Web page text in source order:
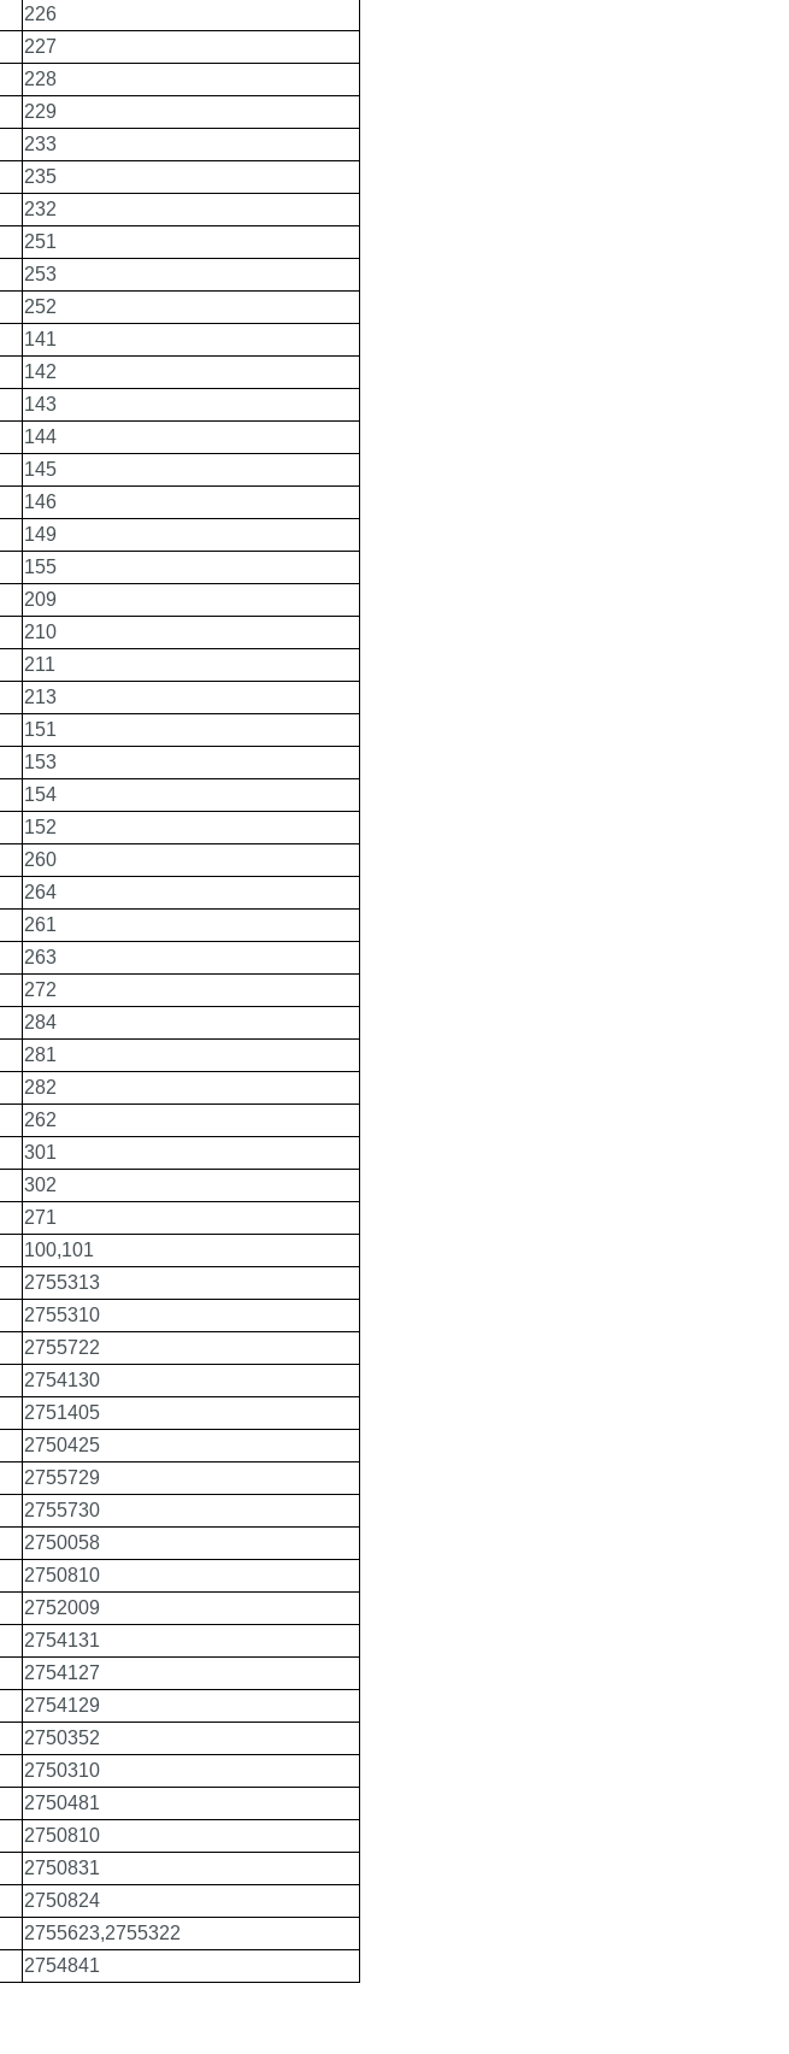
226
227
228
229
233
235
232
251
253
252
141
142
143
144
145
146
149
155
209
210
211
213
151
153
154
152
260
264
261
263
272
284
281
282
262
301
302
271
100,101
2755313
2755310
2755722
2754130
2751405
2750425
2755729
2755730
2750058
2750810
2752009
2754131
2754127
2754129
2750352
2750310
2750481
2750810
2750831
2750824
2755623,2755322
2754841